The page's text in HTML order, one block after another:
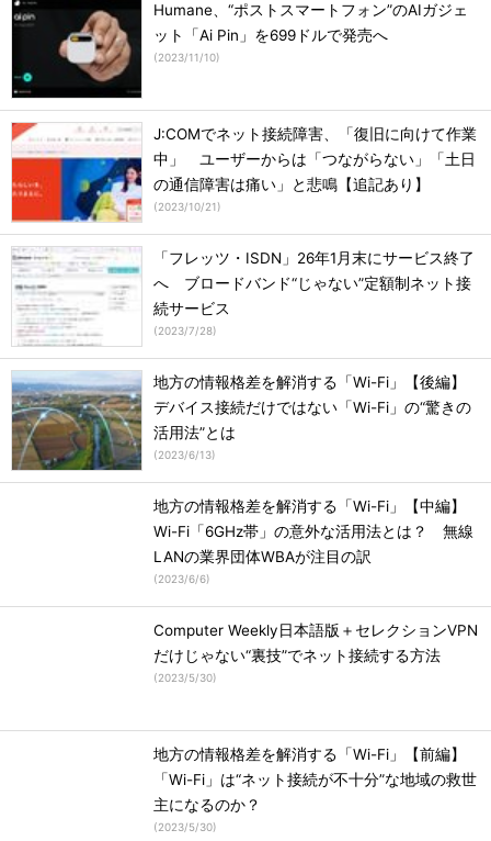
Humane、“ポストスマートフォン”のAIガジェ
ット「Ai Pin」を699ドルで発売へ
(2023/11/10)
J:COMでネット接続障害、「復旧に向けて作業
中」 ユーザーからは「つながらない」「土日
の通信障害は痛い」と悲鳴【追記あり】
(2023/10/21)
「フレッツ・ISDN」26年1月末にサービス終了
へ ブロードバンド“じゃない”定額制ネット接
続サービス
(2023/7/28)
地方の情報格差を解消する「Wi-Fi」【後編】
デバイス接続だけではない「Wi-Fi」の“驚きの
活用法”とは
(2023/6/13)
地方の情報格差を解消する「Wi-Fi」【中編】
Wi-Fi「6GHz帯」の意外な活用法とは？ 無線
LANの業界団体WBAが注目の訳
(2023/6/6)
Computer Weekly日本語版＋セレクションVPN
だけじゃない“裏技”でネット接続する方法
(2023/5/30)
地方の情報格差を解消する「Wi-Fi」【前編】
「Wi-Fi」は“ネット接続が不十分”な地域の救世
主になるのか？
(2023/5/30)